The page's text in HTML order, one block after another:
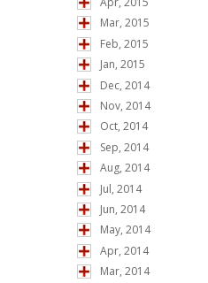
Mar, 2015
Feb, 2015
Jan, 2015
Dec, 2014
Nov, 2014
Oct, 2014
Sep, 2014
Aug, 2014
Jul, 2014
Jun, 2014
May, 2014
Apr, 2014
Mar, 2014